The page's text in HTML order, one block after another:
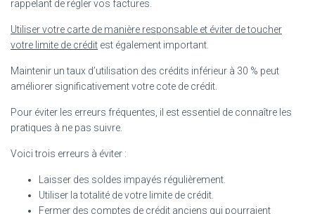
rappelant de régler vos factures.
Utiliser votre carte de manière responsable et éviter de toucher
votre limite de crédit est également important.
Maintenir un taux d’utilisation des crédits inférieur à 30 % peut
améliorer significativement votre cote de crédit.
Pour éviter les erreurs fréquentes, il est essentiel de connaître les
pratiques à ne pas suivre.
Voici trois erreurs à éviter :
Laisser des soldes impayés régulièrement.
Utiliser la totalité de votre limite de crédit.
Fermer des comptes de crédit anciens qui pourraient